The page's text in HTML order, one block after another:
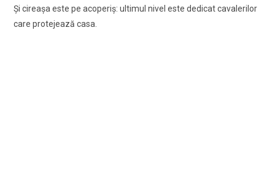
Şi cireaşa este pe acoperiş: ultimul nivel este dedicat cavalerilor
care protejează casa.